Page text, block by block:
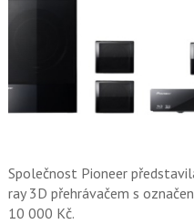
Společnost Pioneer
ray 3D přehrávačem s
10 000 Kč.